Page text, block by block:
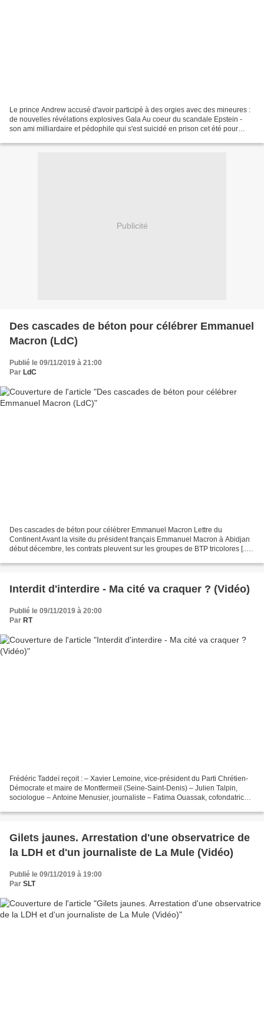
Le prince Andrew accusé d'avoir participé à des orgies avec des mineures :
de nouvelles révélations explosives Gala Au coeur du scandale Epstein -
son ami milliardaire et pédophile qui s'est suicidé en prison cet été pour
Publicité
Des cascades de béton pour célébrer Emmanuel
Macron (LdC)
Publié le 09/11/2019 à 21:00
Par LdC
Des cascades de béton pour célébrer Emmanuel Macron Lettre du
Continent Avant la visite du président français Emmanuel Macron à Abidjan
début décembre, les contrats pleuvent sur les groupes de BTP tricolores [...]
Interdit d'interdire - Ma cité va craquer ? (Vidéo)
Publié le 09/11/2019 à 20:00
Par RT
Frédéric Taddeï reçoit : – Xavier Lemoine, vice-président du Parti Chrétien-
Démocrate et maire de Montfermeil (Seine-Saint-Denis) – Julien Talpin,
sociologue – Antoine Menusier, journaliste – Fatima Ouassak, cofondatrice
Gilets jaunes. Arrestation d'une observatrice de
la LDH et d'un journaliste de La Mule (Vidéo)
Publié le 09/11/2019 à 19:00
Par SLT